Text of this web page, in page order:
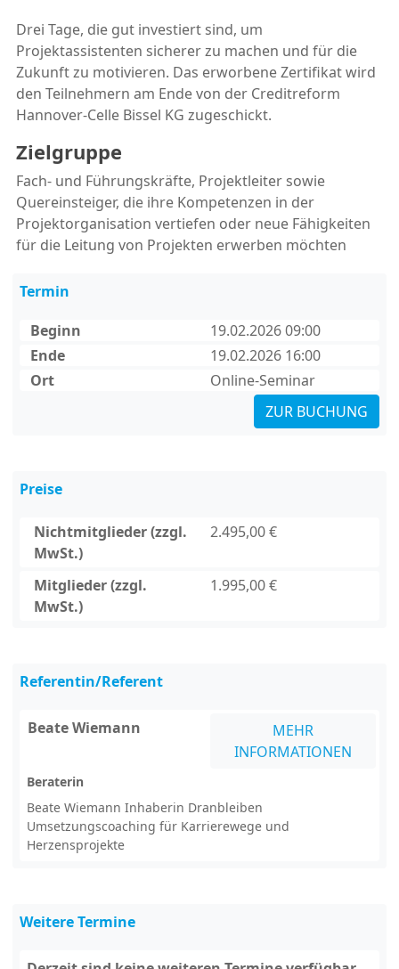
Drei Tage, die gut investiert sind, um
Projektassistenten sicherer zu machen und für die
Zukunft zu motivieren. Das erworbene Zertifikat wird
den Teilnehmern am Ende von der Creditreform
Hannover-Celle Bissel KG zugeschickt.
Zielgruppe
Fach- und Führungskräfte, Projektleiter sowie
Quereinsteiger, die ihre Kompetenzen in der
Projektorganisation vertiefen oder neue Fähigkeiten
für die Leitung von Projekten erwerben möchten
Termin
Beginn
19.02.2026 09:00
Ende
19.02.2026 16:00
Ort
Online-Seminar
ZUR BUCHUNG
Preise
Nichtmitglieder (zzgl.
MwSt.)
2.495,00 €
Mitglieder (zzgl.
MwSt.)
1.995,00 €
Referentin/Referent
Beate Wiemann
MEHR
INFORMATIONEN
Beraterin
Beate Wiemann Inhaberin Dranbleiben
Umsetzungscoaching für Karrierewege und
Herzensprojekte
Weitere Termine